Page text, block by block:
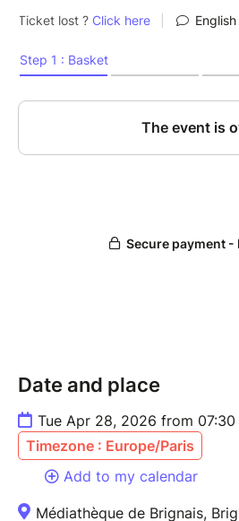
Date and place
Tue Apr 28, 2026 from
Timezone : Europe/Paris
Add to my calendar
Médiathèque de Brignais,